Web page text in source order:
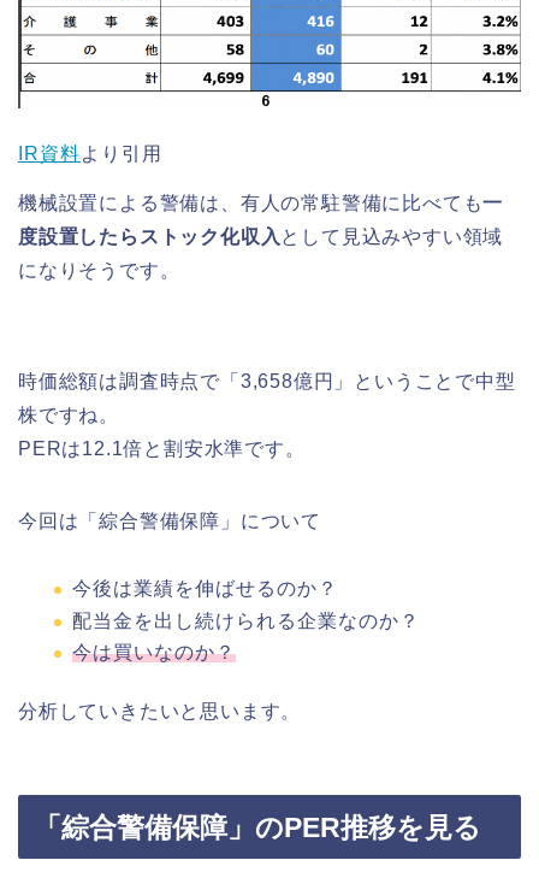
IR資料より引用
機械設置による警備は、有人の常駐警備に比べても一
度設置したらストック化収入 として見込みやすい領域
になりそうです。
時価総額は調査時点で「3,658億円」ということで中型
株ですね。
PERは12.1倍と割安水準です。
今回は「綜合警備保障」について
今後は業績を伸ばせるのか？
配当金を出し続けられる企業なのか？
今は買いなのか？
分析していきたいと思います。
「綜合警備保障」のPER推移を見る